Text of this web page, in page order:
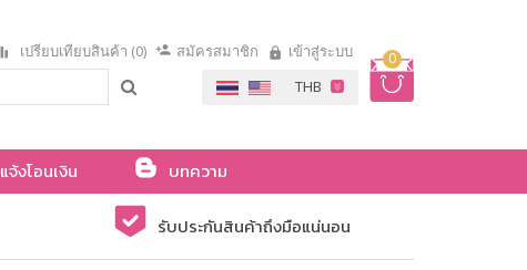
0
เปรียบเทียบสินค้า (0) สมัครสมาชิก เข้าสู่ระบบ
แจ้งโอนเงิน
บทความ
รับประกันสินค้าถึงมือแน่นอน